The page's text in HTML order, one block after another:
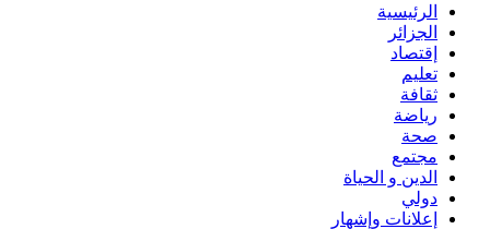
الرئيسية
الجزائر
إقتصاد
تعليم
ثقافة
رياضة
صحة
مجتمع
الدين و الحياة
دولي
إعلانات وإشهار